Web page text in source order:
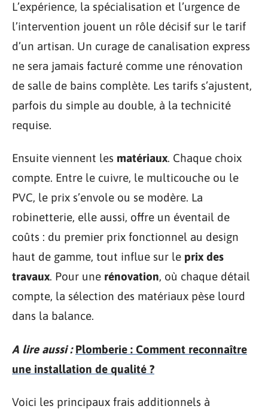
L’expérience, la spécialisation et l’urgence de
l’intervention jouent un rôle décisif sur le tarif
d’un artisan. Un curage de canalisation express
ne sera jamais facturé comme une rénovation
de salle de bains complète. Les tarifs s’ajustent,
parfois du simple au double, à la technicité
requise.
Ensuite viennent les matériaux. Chaque choix
compte. Entre le cuivre, le multicouche ou le
PVC, le prix s’envole ou se modère. La
robinetterie, elle aussi, offre un éventail de
coûts : du premier prix fonctionnel au design
haut de gamme, tout influe sur le prix des
travaux. Pour une rénovation, où chaque détail
compte, la sélection des matériaux pèse lourd
dans la balance.
A lire aussi : Plomberie : Comment reconnaître
une installation de qualité ?
Voici les principaux frais additionnels à